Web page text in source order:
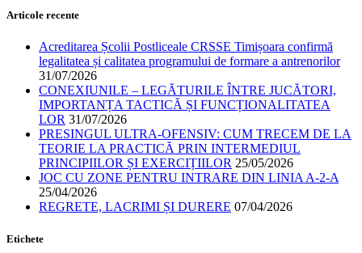
Articole recente
Acreditarea Școlii Postliceale CRSSE Timișoara confirmă
legalitatea și calitatea programului de formare a antrenorilor
31/07/2026
CONEXIUNILE – LEGĂTURILE ÎNTRE JUCĂTORI,
IMPORTANȚA TACTICĂ ȘI FUNCȚIONALITATEA
LOR 31/07/2026
PRESINGUL ULTRA-OFENSIV: CUM TRECEM DE LA
TEORIE LA PRACTICĂ PRIN INTERMEDIUL
PRINCIPIILOR ȘI EXERCIȚIILOR 25/05/2026
JOC CU ZONE PENTRU INTRARE DIN LINIA A-2-A
25/04/2026
REGRETE, LACRIMI ȘI DURERE 07/04/2026
Etichete